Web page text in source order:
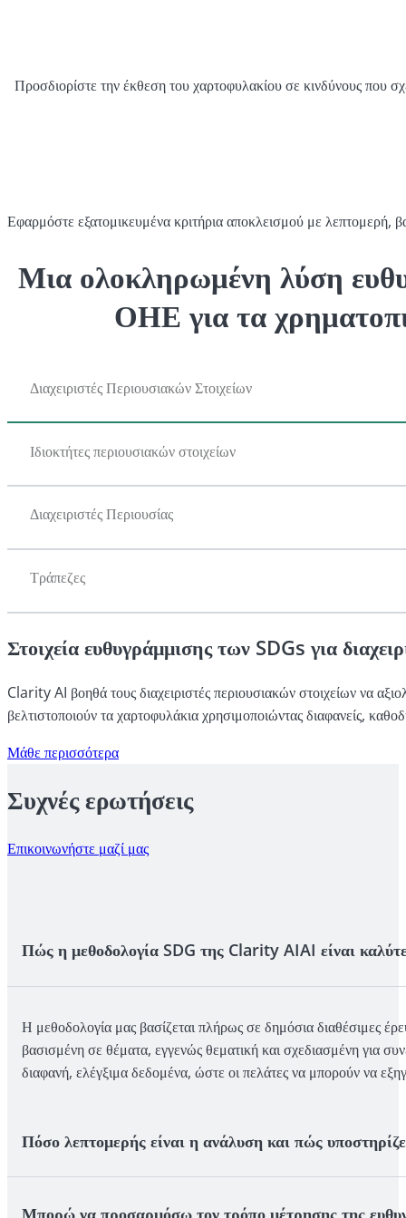
Προσδιορίστε την έκθεση του χαρτοφυλακίου σε κινδύνους που
Εφαρμόστε εξατομικευμένα κριτήρια αποκλεισμού με λεπτομερή,
Μια ολοκληρωμένη λύση
ΟΗΕ για τα
Διαχειριστές Περιουσιακών Στοιχείων
Ιδιοκτήτες περιουσιακών στοιχείων
Διαχειριστές Περιουσίας
Τράπεζες
Στοιχεία ευθυγράμμισης των SDGs για
Clarity AI βοηθά τους διαχειριστές περιουσιακών στοιχείων να
βελτιστοποιούν τα χαρτοφυλάκια χρησιμοποιώντας διαφανείς,
Μάθε περισσότερα
Συχνές ερωτήσεις
Επικοινωνήστε μαζί μας
Πώς η μεθοδολογία SDG της Clarity AIAI είναι
Η μεθοδολογία μας βασίζεται πλήρως σε δημόσια διαθέσιμες
βασισμένη σε θέματα, εγγενώς θεματική και σχεδιασμένη για
διαφανή, ελέγξιμα δεδομένα, ώστε οι πελάτες να μπορούν να
Πόσο λεπτομερής είναι η ανάλυση και πώς
Μπορώ να προσαρμόσω τον τρόπο μέτρησης της